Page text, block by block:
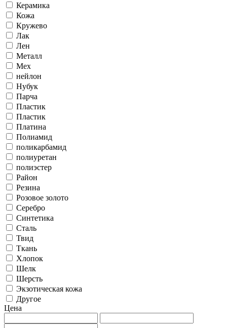
Керамика
Кожа
Кружево
Лак
Лен
Металл
Мех
нейлон
Нубук
Парча
Пластик
Пластик
Платина
Полиамид
поликарбамид
полиуретан
полиэстер
Район
Резина
Розовое золото
Серебро
Синтетика
Сталь
Твид
Ткань
Хлопок
Шелк
Шерсть
Экзотическая кожа
Другое
Цена